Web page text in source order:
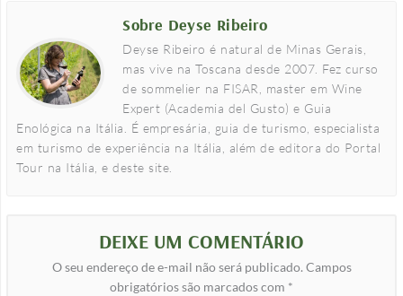
Sobre Deyse Ribeiro
Deyse Ribeiro é natural de Minas Gerais,
mas vive na Toscana desde 2007. Fez curso
de sommelier na FISAR, master em Wine
Expert (Academia del Gusto) e Guia
Enológica na Itália. É empresária, guia de turismo, especialista
em turismo de experiência na Itália, além de editora do Portal
Tour na Itália, e deste site.
DEIXE UM COMENTÁRIO
O seu endereço de e-mail não será publicado. Campos
obrigatórios são marcados com *